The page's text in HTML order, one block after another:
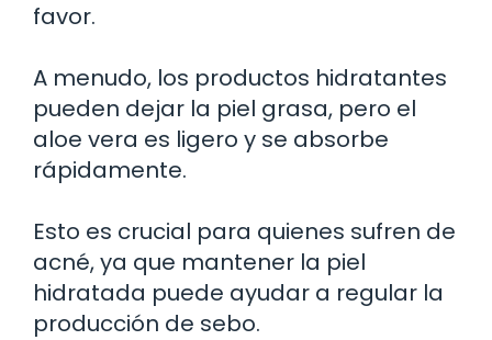
favor.
A menudo, los productos hidratantes
pueden dejar la piel grasa, pero el
aloe vera es ligero y se absorbe
rápidamente.
Esto es crucial para quienes sufren de
acné, ya que mantener la piel
hidratada puede ayudar a regular la
producción de sebo.